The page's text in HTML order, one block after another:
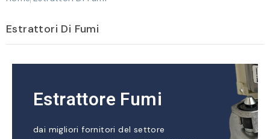
Estrattori Di Fumi
Estrattore Fumi
dai migliori fornitori del settore